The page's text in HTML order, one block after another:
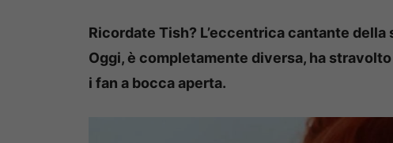
Ricordate Tish? L’eccentrica cantante
Oggi, è completamente diversa, ha
i fan a bocca aperta.